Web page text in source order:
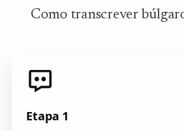
Como transcrever
Etapa 1